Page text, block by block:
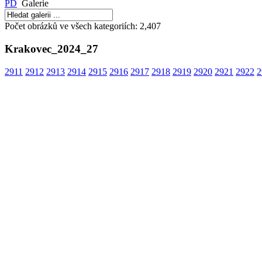
středisko Divizna
PD Galerie
Počet obrázků ve všech kategoriích: 2,407
Krakovec_2024_27
2911 2912 2913 2914 2915 2916 2917 2918 2919 2920 2921 2922